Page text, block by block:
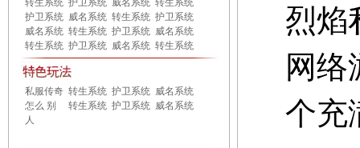
转生系统 护卫系统 威名系统 转生系统
护卫系统 威名系统 转生系统 护卫系统
威名系统 转生系统 护卫系统 威名系统
转生系统 护卫系统 威名系统 转生系统
私服传奇
怎么 别
人
转生系统 护卫系统 威名系统
转生系统 护卫系统 威名系统
烈焰
网络
个充